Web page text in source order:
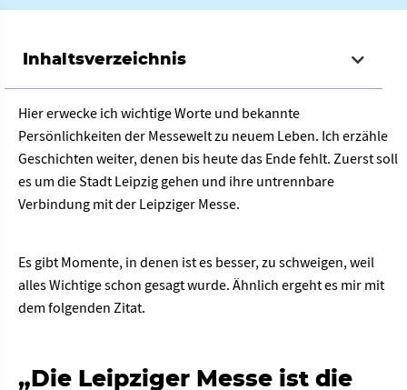
Inhaltsverzeichnis
Hier erwecke ich wichtige Worte und bekannte
Persönlichkeiten der Messewelt zu neuem Leben. Ich erzähle
Geschichten weiter, denen bis heute das Ende fehlt. Zuerst soll
es um die Stadt Leipzig gehen und ihre untrennbare
Verbindung mit der Leipziger Messe.
Es gibt Momente, in denen ist es besser, zu schweigen, weil
alles Wichtige schon gesagt wurde. Ähnlich ergeht es mir mit
dem folgenden Zitat.
„Die Leipziger Messe ist die